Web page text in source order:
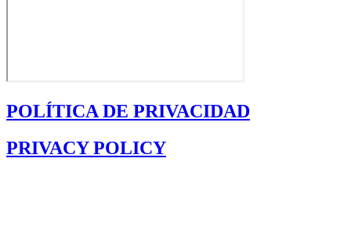
POLÍTICA DE PRIVACIDAD
PRIVACY POLICY